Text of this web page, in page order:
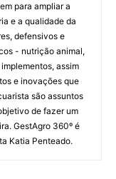
para ampliar a
e a qualidade da
defensivos e
- nutrição animal,
assim
e inovações que
são assuntos
de fazer um
GestAgro 360º é
Katia Penteado.